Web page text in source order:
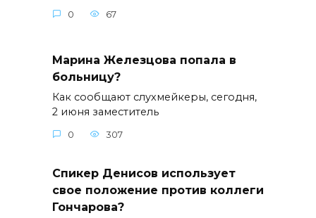
0 67
Марина Железцова попала в
больницу?
Как сообщают слухмейкеры, сегодня,
2 июня заместитель
0 307
Спикер Денисов использует
свое положение против коллеги
Гончарова?